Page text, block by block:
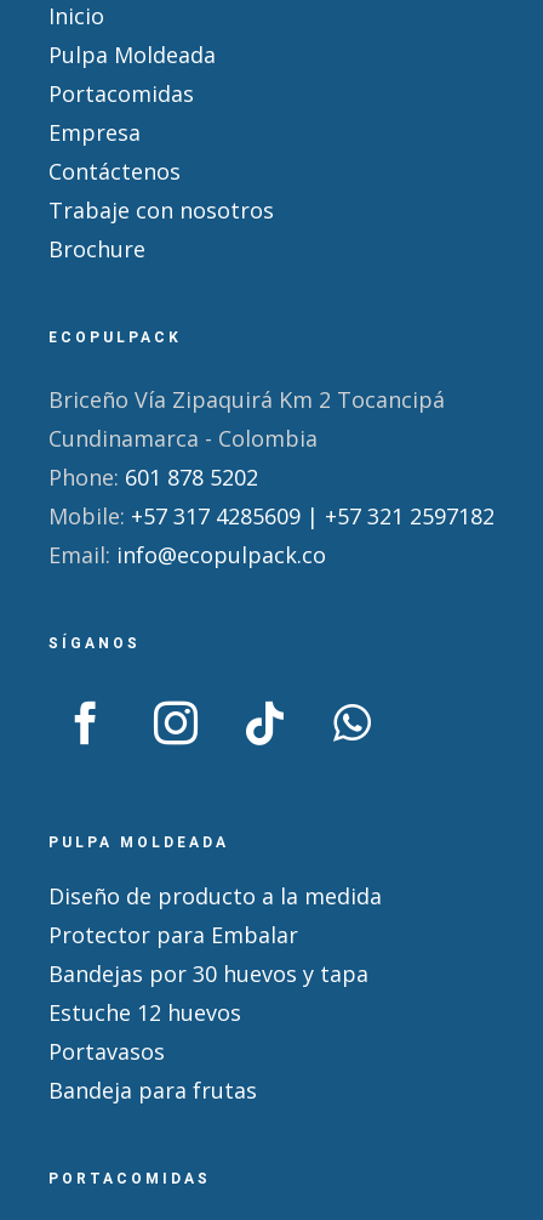
Inicio
Pulpa Moldeada
Portacomidas
Empresa
Contáctenos
Trabaje con nosotros
Brochure
ECOPULPACK
Briceño Vía Zipaquirá Km 2 Tocancipá
Cundinamarca - Colombia
Phone: 601 878 5202
Mobile: +57 317 4285609 | +57 321 2597182
Email: info@ecopulpack.co
SÍGANOS
PULPA MOLDEADA
Diseño de producto a la medida
Protector para Embalar
Bandejas por 30 huevos y tapa
Estuche 12 huevos
Portavasos
Bandeja para frutas
PORTACOMIDAS